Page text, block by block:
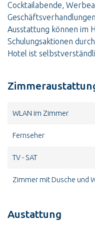
Cocktailabende,
Ausstattung können im
Schulungsaktionen
Hotel ist
WLAN im Zimmer
Fernseher
TV - SAT
Zimmer mit Dusche und
Austattung